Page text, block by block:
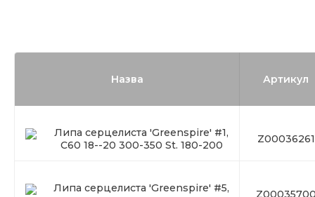
Назва Артикул
Липа серцелиста 'Greenspire' #1,
C60 18--20 300-350 St. 180-200
Z00036261
Липа серцелиста 'Greenspire' #5,